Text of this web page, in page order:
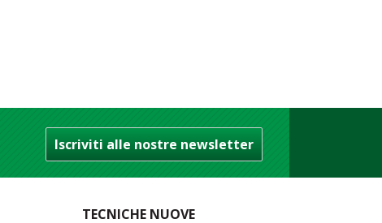
Iscriviti alle nostre newsletter
TECNICHE NUOVE